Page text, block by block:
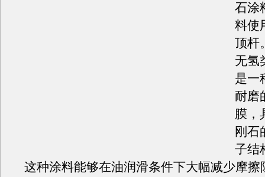
石涂
料使
顶杆
无氢
是一
耐磨
膜，
刚石
子结
这种涂料能够在油润滑条件下大幅减少摩擦